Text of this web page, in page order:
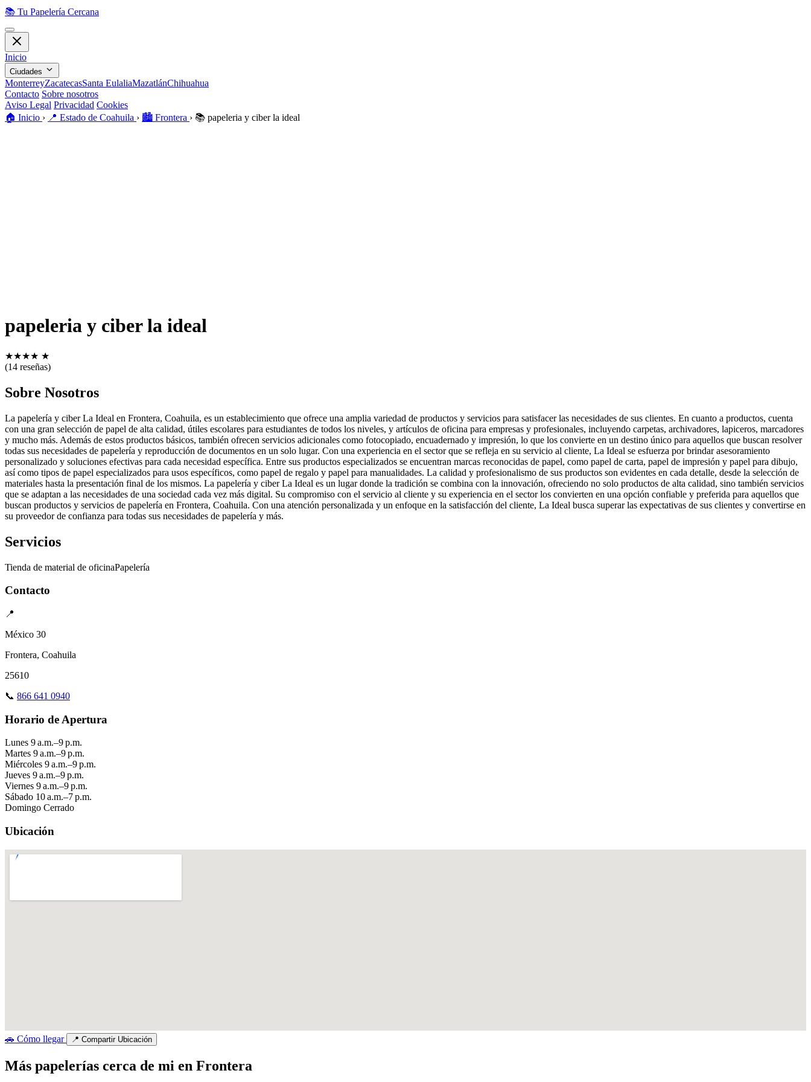
📚 Tu Papelería Cercana
Inicio
Ciudades
MonterreyZacatecasSanta EulaliaMazatlánChihuahua
Contacto Sobre nosotros
Aviso Legal Privacidad Cookies
🏠️ Inicio › 📍 Estado de Coahuila › 🏙️ Frontera › 📚 papeleria y ciber la ideal
papeleria y ciber la ideal
★★★★ ★
(14 reseñas)
Sobre Nosotros
La papelería y ciber La Ideal en Frontera, Coahuila, es un establecimiento que ofrece una amplia variedad de productos y servicios para satisfacer las necesidades de sus clientes. En cuanto a productos, cuenta
con una gran selección de papel de alta calidad, útiles escolares para estudiantes de todos los niveles, y artículos de oficina para empresas y profesionales, incluyendo carpetas, archivadores, lapiceros, marcadores
y mucho más. Además de estos productos básicos, también ofrecen servicios adicionales como fotocopiado, encuadernado y impresión, lo que los convierte en un destino único para aquellos que buscan resolver
todas sus necesidades de papelería y reproducción de documentos en un solo lugar. Con una experiencia en el sector que se refleja en su servicio al cliente, La Ideal se esfuerza por brindar asesoramiento
personalizado y soluciones efectivas para cada necesidad específica. Entre sus productos especializados se encuentran marcas reconocidas de papel, como papel de carta, papel de impresión y papel para dibujo,
así como tipos de papel especializados para usos específicos, como papel de regalo y papel para manualidades. La calidad y profesionalismo de sus productos son evidentes en cada detalle, desde la selección de
materiales hasta la presentación final de los mismos. La papelería y ciber La Ideal es un lugar donde la tradición se combina con la innovación, ofreciendo no solo productos de alta calidad, sino también servicios
que se adaptan a las necesidades de una sociedad cada vez más digital. Su compromiso con el servicio al cliente y su experiencia en el sector los convierten en una opción confiable y preferida para aquellos que
buscan productos y servicios de papelería en Frontera, Coahuila. Con una atención personalizada y un enfoque en la satisfacción del cliente, La Ideal busca superar las expectativas de sus clientes y convertirse en
su proveedor de confianza para todas sus necesidades de papelería y más.
Servicios
Tienda de material de oficinaPapelería
Contacto
📍
México 30
Frontera, Coahuila
25610
📞 866 641 0940
Horario de Apertura
Lunes 9 a.m.–9 p.m.
Martes 9 a.m.–9 p.m.
Miércoles 9 a.m.–9 p.m.
Jueves 9 a.m.–9 p.m.
Viernes 9 a.m.–9 p.m.
Sábado 10 a.m.–7 p.m.
Domingo Cerrado
Ubicación
🚗 Cómo llegar 📍 Compartir Ubicación
Más papelerías cerca de mi en Frontera